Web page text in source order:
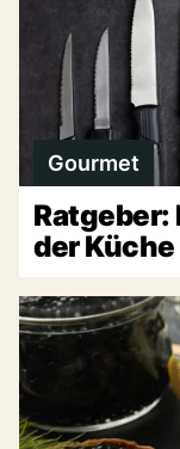
Gourmet
Ratgeber:
der